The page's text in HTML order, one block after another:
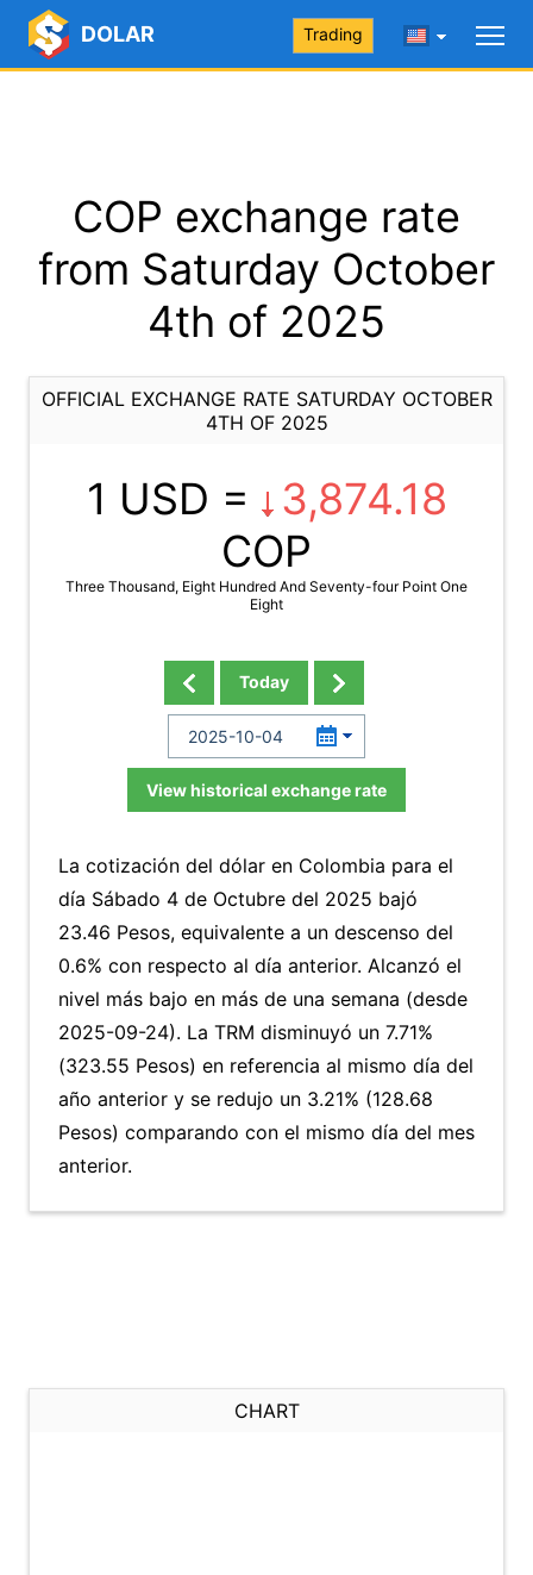
DOLAR Trading
COP exchange rate
from Saturday October
4th of 2025
OFFICIAL EXCHANGE RATE SATURDAY OCTOBER
4TH OF 2025
1 USD =
3,874.18
COP
Three Thousand, Eight Hundred And Seventy-four Point One
Eight
Today
View historical exchange rate
La cotización del dólar en Colombia para el
día Sábado 4 de Octubre del 2025 bajó
23.46 Pesos, equivalente a un descenso del
0.6% con respecto al día anterior. Alcanzó el
nivel más bajo en más de una semana (desde
2025-09-24). La TRM disminuyó un 7.71%
(323.55 Pesos) en referencia al mismo día del
año anterior y se redujo un 3.21% (128.68
Pesos) comparando con el mismo día del mes
anterior.
CHART